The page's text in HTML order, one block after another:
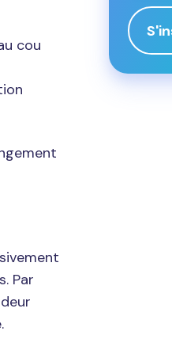
cou
Par